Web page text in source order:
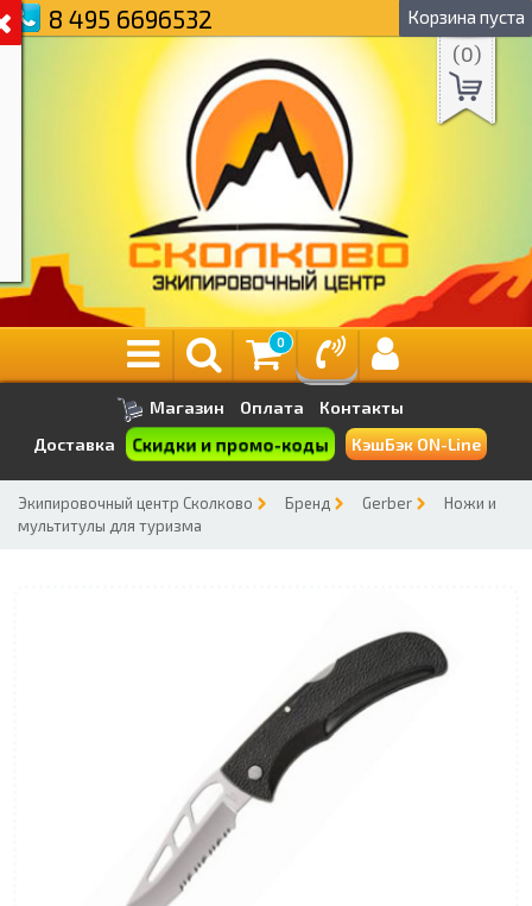
8 495 6696532 Корзина пуста
(0)
0
Магазин Оплата
Контакты
Доставка
Скидки и промо-коды КэшБэк ON-Line
Экипировочный центр Сколково Бренд Gerber
Ножи и
мультитулы для туризма